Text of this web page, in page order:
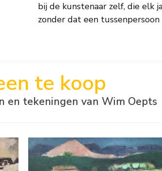
zonder dat een
te koop
en tekeningen van Wim Oepts